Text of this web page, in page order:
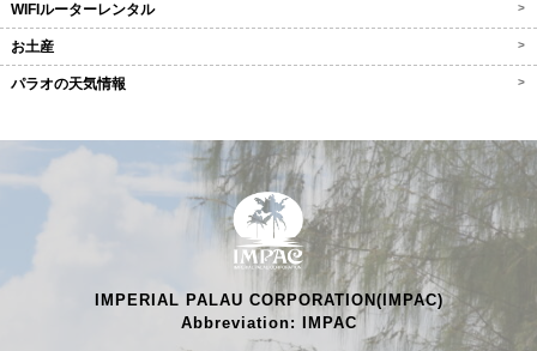
WIFIルーターレンタル >
お土産 >
パラオの天気情報 >
IMPERIAL PALAU CORPORATION(IMPAC)
Abbreviation: IMPAC